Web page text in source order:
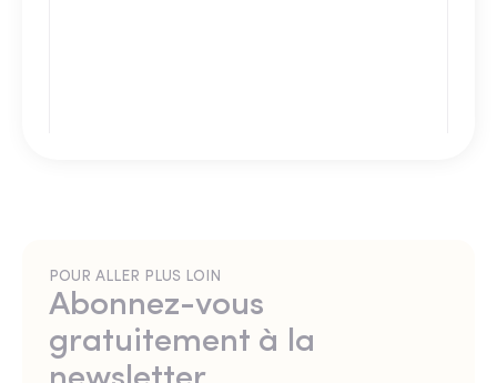
POUR ALLER PLUS LOIN
Abonnez-vous
gratuitement à la